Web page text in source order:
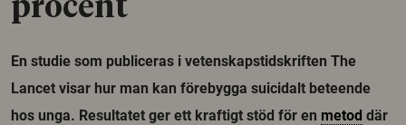
procent
En studie som publiceras i vetenskapstidskriften The
Lancet visar hur man kan förebygga suicidalt beteende
hos unga. Resultatet ger ett kraftigt stöd för en metod där